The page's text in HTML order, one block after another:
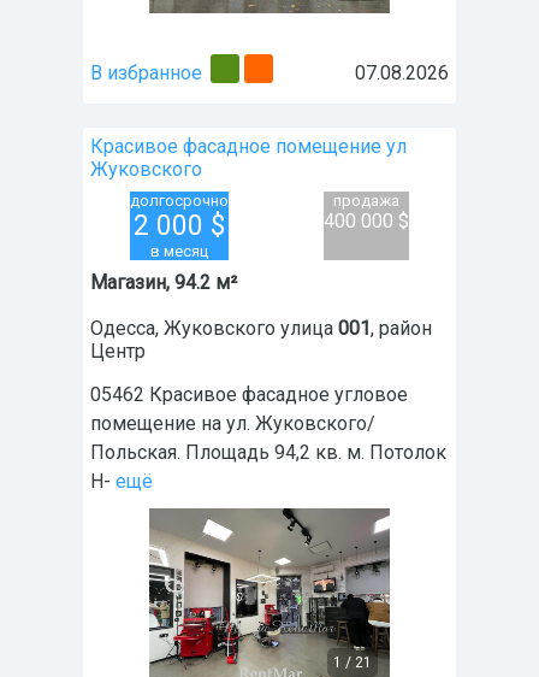
В избранное 07.08.2026
Красивое фасадное помещение ул
Жуковского
долгосрочно
2 000 $
в месяц
продажа
400 000 $
Магазин, 94.2 м²
Одесса, Жуковского улица 001, район
Центр
05462 Красивое фасадное угловое
помещение на ул. Жуковского/
Польская. Площадь 94,2 кв. м. Потолок
Н- ещё
1 / 21